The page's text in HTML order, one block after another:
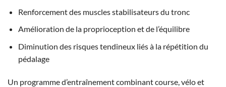
Renforcement des muscles stabilisateurs du tronc
Amélioration de la proprioception et de l’équilibre
Diminution des risques tendineux liés à la répétition du
pédalage
Un programme d’entraînement combinant course, vélo et